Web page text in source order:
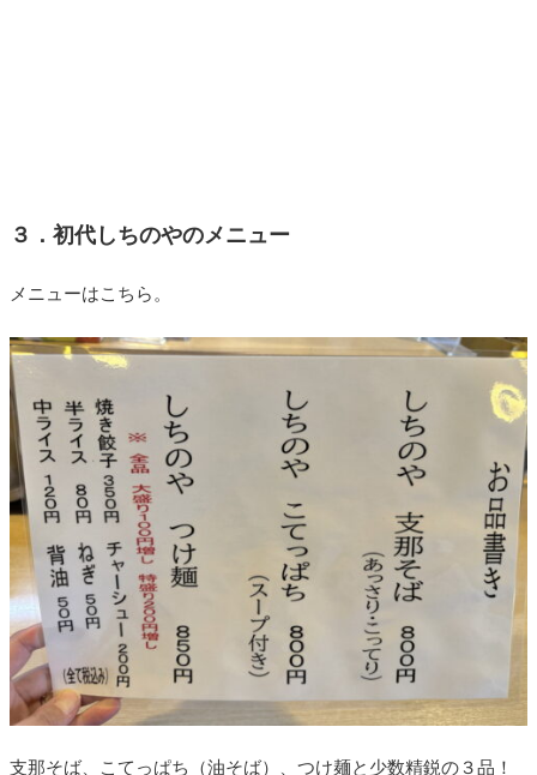
３．初代しちのやのメニュー
メニューはこちら。
支那そば、こてっぱち（油そば）、つけ麺と少数精鋭の３品！